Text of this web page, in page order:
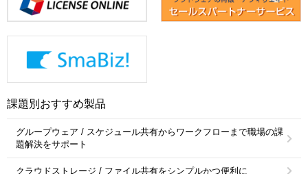
課題別おすすめ製品
グループウェア / スケジュール共有からワークフローまで職場の課
題解決をサポート
クラウドストレージ / ファイル共有をシンプルかつ便利に